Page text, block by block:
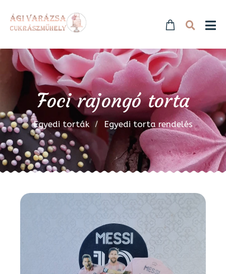
Foci rajongó torta
Egyedi torták Egyedi torta rendelés